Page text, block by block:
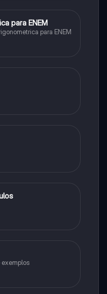
para ENEM
para ENEM
exemplos